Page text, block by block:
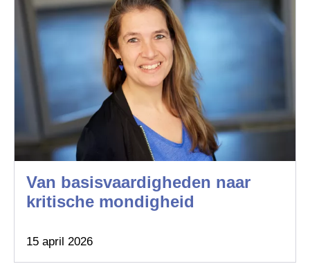
Van basisvaardigheden naar
kritische mondigheid
15 april 2026